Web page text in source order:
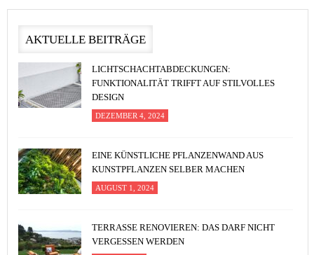
AKTUELLE BEITRÄGE
LICHTSCHACHTABDECKUNGEN:
FUNKTIONALITÄT TRIFFT AUF STILVOLLES
DESIGN
DEZEMBER 4, 2024
EINE KÜNSTLICHE PFLANZENWAND AUS
KUNSTPFLANZEN SELBER MACHEN
AUGUST 1, 2024
TERRASSE RENOVIEREN: DAS DARF NICHT
VERGESSEN WERDEN